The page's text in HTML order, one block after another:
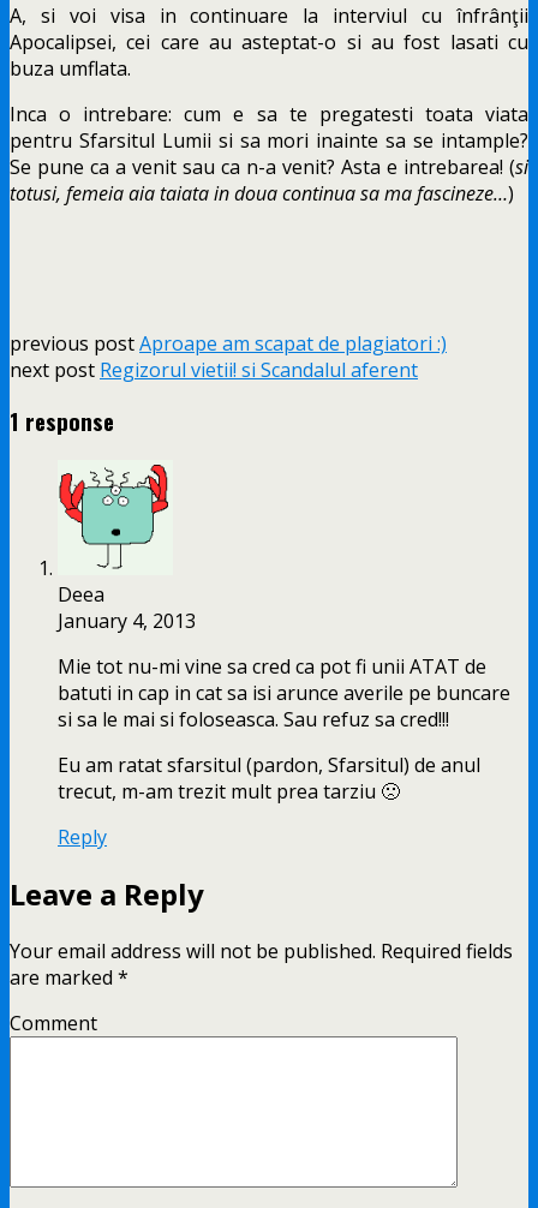
A, si voi visa in continuare la interviul cu înfrânţii
Apocalipsei, cei care au asteptat-o si au fost lasati cu
buza umflata.
Inca o intrebare: cum e sa te pregatesti toata viata
pentru Sfarsitul Lumii si sa mori inainte sa se intample?
Se pune ca a venit sau ca n-a venit? Asta e intrebarea! (si
totusi, femeia aia taiata in doua continua sa ma fascineze…)
previous postAproape am scapat de plagiatori :)
next post Regizorul vietii! si Scandalul aferent
1 response
Deea
January 4, 2013
Mie tot nu-mi vine sa cred ca pot fi unii ATAT de
batuti in cap in cat sa isi arunce averile pe buncare
si sa le mai si foloseasca. Sau refuz sa cred!!!
Eu am ratat sfarsitul (pardon, Sfarsitul) de anul
trecut, m-am trezit mult prea tarziu 🙁
Reply
Leave a Reply
Your email address will not be published. Required fields
are marked *
Comment